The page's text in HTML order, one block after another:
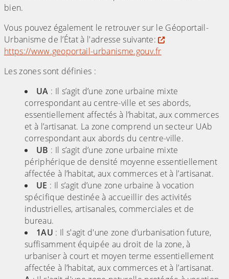
bien.
Vous pouvez également le retrouver sur le Géoportail-
Urbanisme de l’État à l'adresse suivante:
https://www.geoportail-urbanisme.gouv.fr
Les zones sont définies :
UA : Il s’agit d’une zone urbaine mixte
correspondant au centre-ville et ses abords,
essentiellement affectés à l’habitat, aux commerces
et à l’artisanat. La zone comprend un secteur UAb
correspondant aux abords du centre-ville.
UB : Il s’agit d’une zone urbaine mixte
périphérique de densité moyenne essentiellement
affectée à l’habitat, aux commerces et à l’artisanat.
UE : Il s’agit d’une zone urbaine à vocation
spécifique destinée à accueillir des activités
industrielles, artisanales, commerciales et de
bureau.
1AU : Il s'agit d'une zone d’urbanisation future,
suffisamment équipée au droit de la zone, à
urbaniser à court et moyen terme essentiellement
affectée à l’habitat, aux commerces et à l’artisanat.